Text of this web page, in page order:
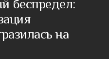
беспредел:
на